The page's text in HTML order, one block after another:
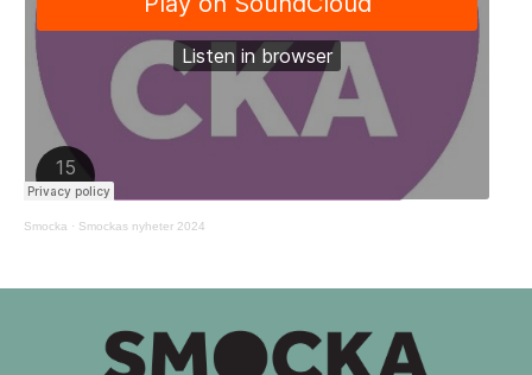
Smocka · Smockas nyheter 2024